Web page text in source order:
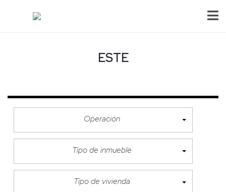
ESTE
Operación
Tipo de inmueble
Tipo de vivienda